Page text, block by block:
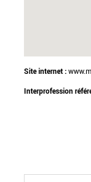
Site internet :
Interprofession